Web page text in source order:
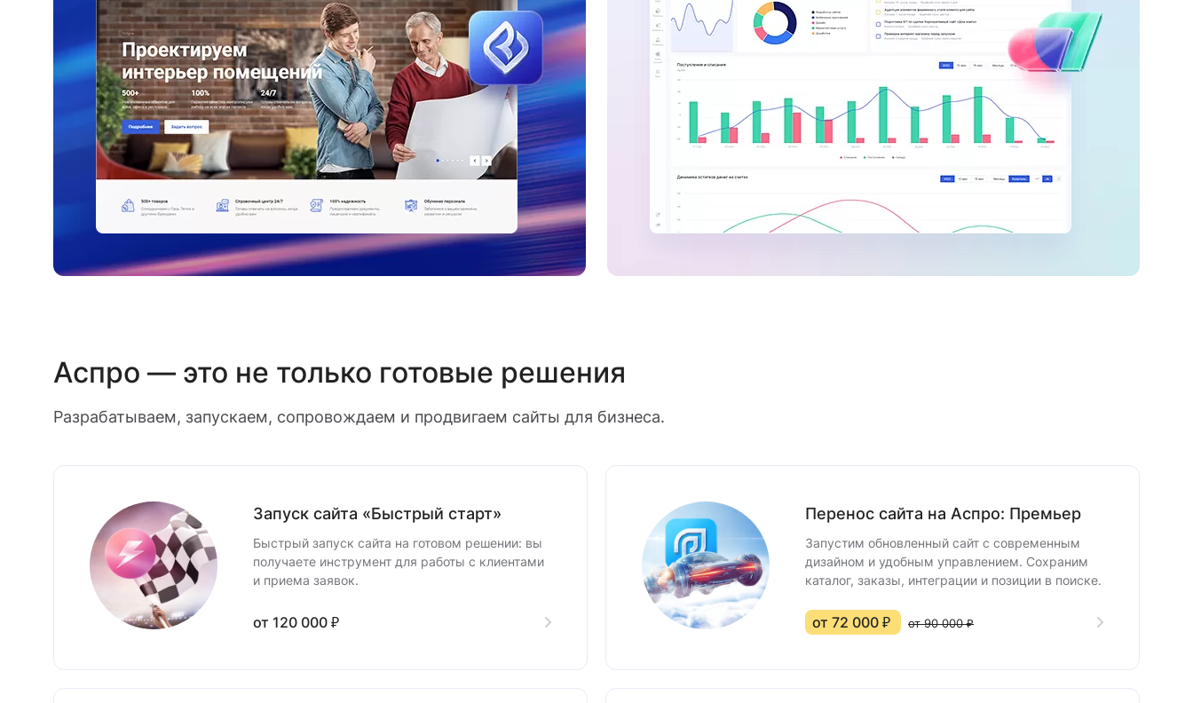
Аспро — это не только готовые решения
Разрабатываем, запускаем, сопровождаем и продвигаем сайты для бизнеса.
Запуск сайта «Быстрый старт»
Быстрый запуск сайта на готовом решении: вы
получаете инструмент для работы с клиентами
и приема заявок.
от 120 000 ₽
Перенос сайта на Аспро: Премьер
Запустим обновленный сайт с современным
дизайном и удобным управлением. Сохраним
каталог, заказы, интеграции и позиции в поиске.
от 72 000 ₽ от 90 000 ₽